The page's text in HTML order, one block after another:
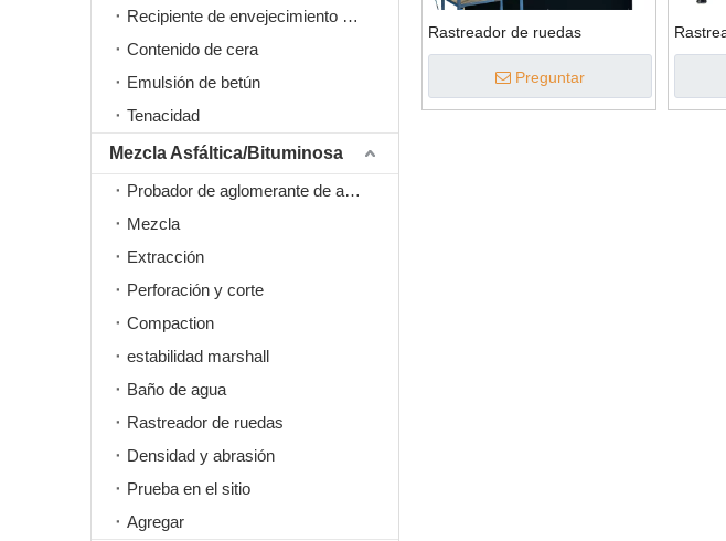
Recipiente de envejecimiento a presión PAV
Contenido de cera
Emulsión de betún
Tenacidad
Mezcla Asfáltica/Bituminosa
Probador de aglomerante de asfalto
Mezcla
Extracción
Perforación y corte
Compaction
estabilidad marshall
Baño de agua
Rastreador de ruedas
Densidad y abrasión
Prueba en el sitio
Agregar
Rastreador de ruedas
Preguntar